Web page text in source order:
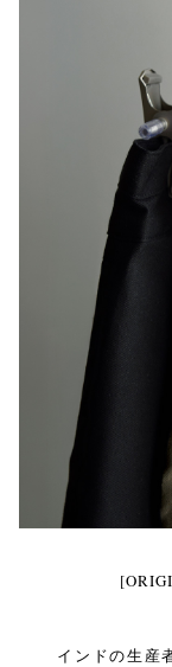
インドの生産